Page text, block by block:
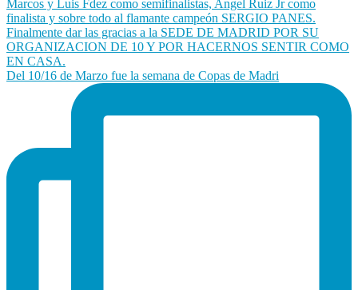
Del 10/16 de Marzo fue la semana de Copas de Madri